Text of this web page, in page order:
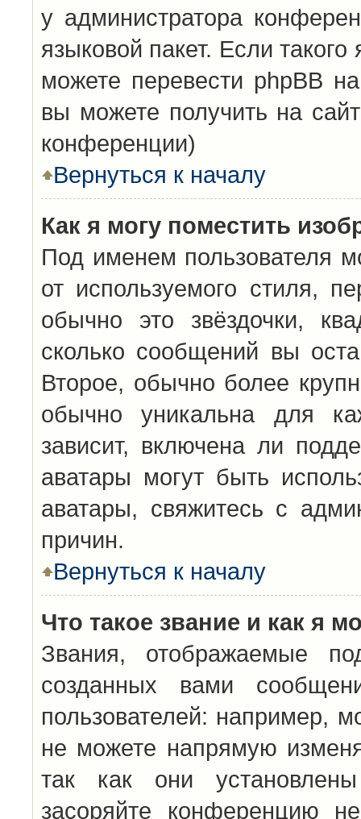
у администратора
языковой пакет. Если
можете перевести phpBB
вы можете получить на
конференции)
Вернуться к началу
Как я могу поместить
Под именем пользователя
от используемого стиля,
обычно это звёздочки,
сколько сообщений вы
Второе, обычно более
обычно уникальна для
зависит, включена ли
аватары могут быть
аватары, свяжитесь с
причин.
Вернуться к началу
Что такое звание и как я
Звания, отображаемые
созданных вами
пользователей: например,
не можете напрямую
так как они
засоряйте конференцию